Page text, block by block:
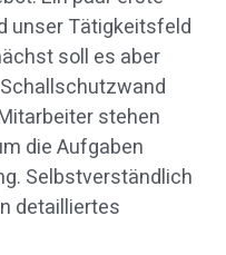
unser Tätigkeitsfeld
soll es aber
stehen
die Aufgaben
Selbstverständlich
detailliertes